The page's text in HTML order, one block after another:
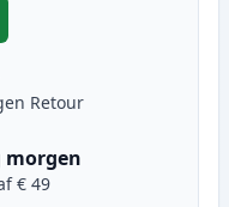
Canon PG-512 / CL-513
Retour
morgen
€ 49